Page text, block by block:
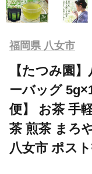
福岡県 八女市
【たつみ園
ーバッグ
便】 お茶 手
茶 煎茶 まろ
八女市 ポス